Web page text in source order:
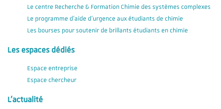
Le centre Recherche & Formation Chimie des systèmes complexes
Le programme d'aide d'urgence aux étudiants de chimie
Les bourses pour soutenir de brillants étudiants en chimie
Les espaces dédiés
Espace entreprise
Espace chercheur
L'actualité